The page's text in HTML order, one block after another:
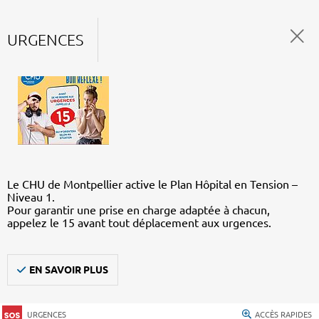
URGENCES
Le CHU de Montpellier active le Plan Hôpital en Tension –
Niveau 1.
Pour garantir une prise en charge adaptée à chacun,
appelez le 15 avant tout déplacement aux urgences.
EN SAVOIR PLUS
URGENCES ACCÈS RAPIDES